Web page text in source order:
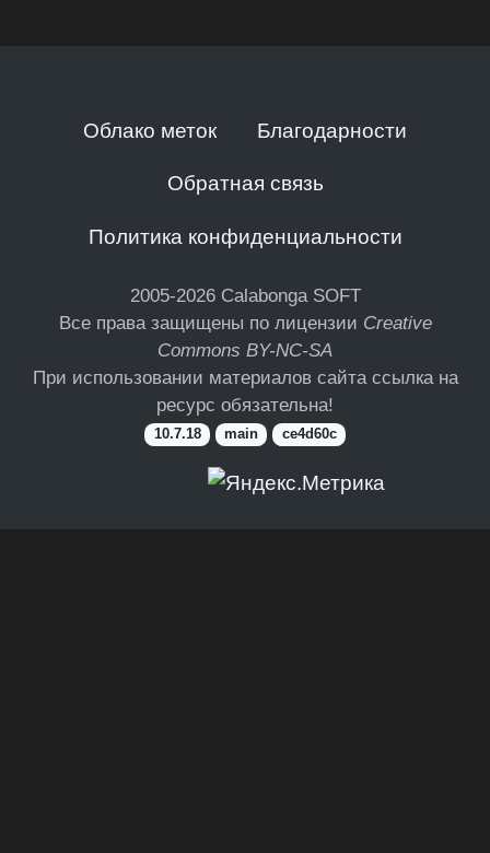
Облако меток Благодарности
Обратная связь
Политика конфиденциальности
2005-2026 Calabonga SOFT
Все права защищены по лицензии Creative
Commons BY-NC-SA
При использовании материалов сайта ссылка на
ресурс обязательна!
10.7.18 main ce4d60c